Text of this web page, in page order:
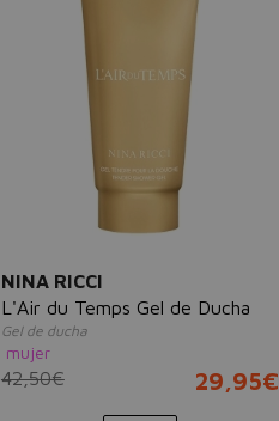
NINA RICCI
L'Air du Temps Gel de Ducha
Gel de ducha
mujer
42,50€ 29,95€